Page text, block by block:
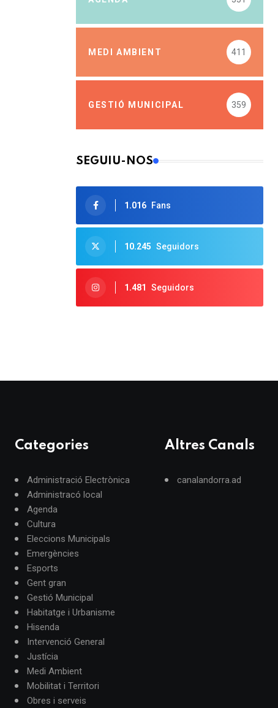
MEDI AMBIENT 411
GESTIÓ MUNICIPAL 359
SEGUIU-NOS
1.016 Fans
10.245 Seguidors
1.481 Seguidors
Categories
Administració Electrònica
Administracó local
Agenda
Cultura
Eleccions Municipals
Emergències
Esports
Gent gran
Gestió Municipal
Habitatge i Urbanisme
Hisenda
Intervenció General
Justícia
Medi Ambient
Mobilitat i Territori
Obres i serveis
Altres Canals
canalandorra.ad